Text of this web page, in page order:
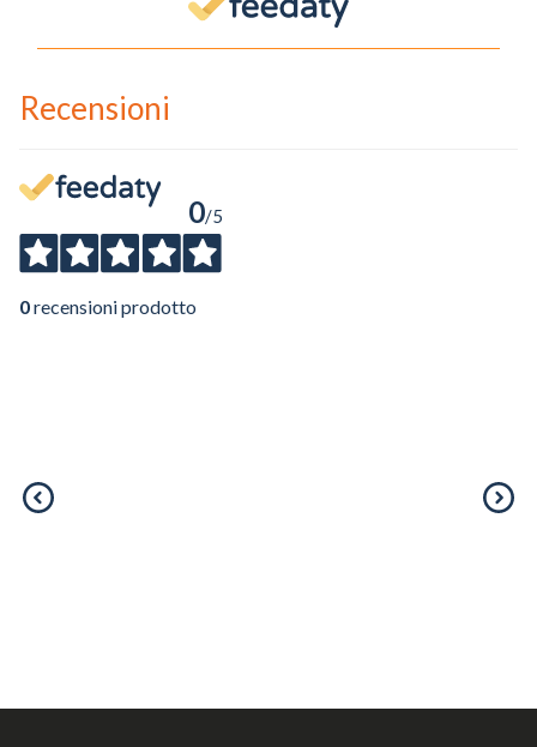
Recensioni
0/5
0recensioni prodotto